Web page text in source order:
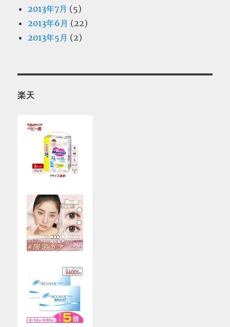
2013年7月 (5)
2013年6月 (22)
2013年5月 (2)
楽天